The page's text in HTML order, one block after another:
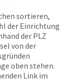
sortieren,
der Einrichtung
der PLZ
von der
oben stehen.
Link im